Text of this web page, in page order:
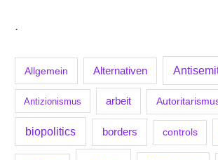
.
Allgemein Alternativen
Antizionismus arbeit
biopolitics borders controls